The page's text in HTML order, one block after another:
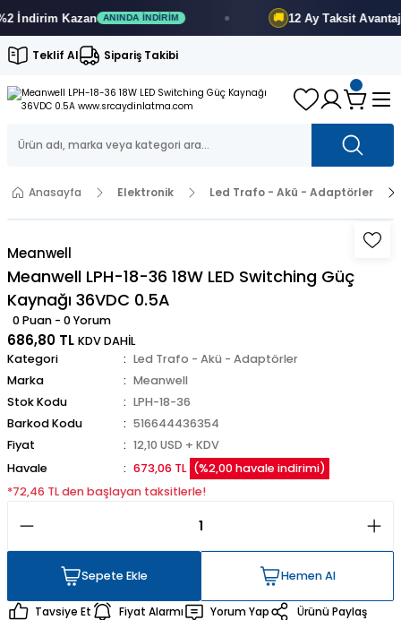
İndirimKazan ANINDA İNDIRIM 12 AyTaksit Avantajı
Teklif Al Sipariş Takibi
Anasayfa Elektronik Led Trafo - Akü - Adaptörler
Meanwell
Meanwell LPH-18-36 18W LED Switching Güç
Kaynağı 36VDC 0.5A
0 Puan - 0 Yorum
686,80 TL KDV DAHİL
Kategori
Led Trafo - Akü - Adaptörler
Marka
Meanwell
Stok Kodu
LPH-18-36
Barkod Kodu
516644436354
Fiyat
12,10 USD + KDV
Havale
673,06 TL (%2,00 havale indirimi)
*72,46 TL den başlayan taksitlerle!
Sepete Ekle
Hemen Al
Hemen Al
Tavsiye Et Fiyat Alarmı Yorum Yap
Ürünü Paylaş